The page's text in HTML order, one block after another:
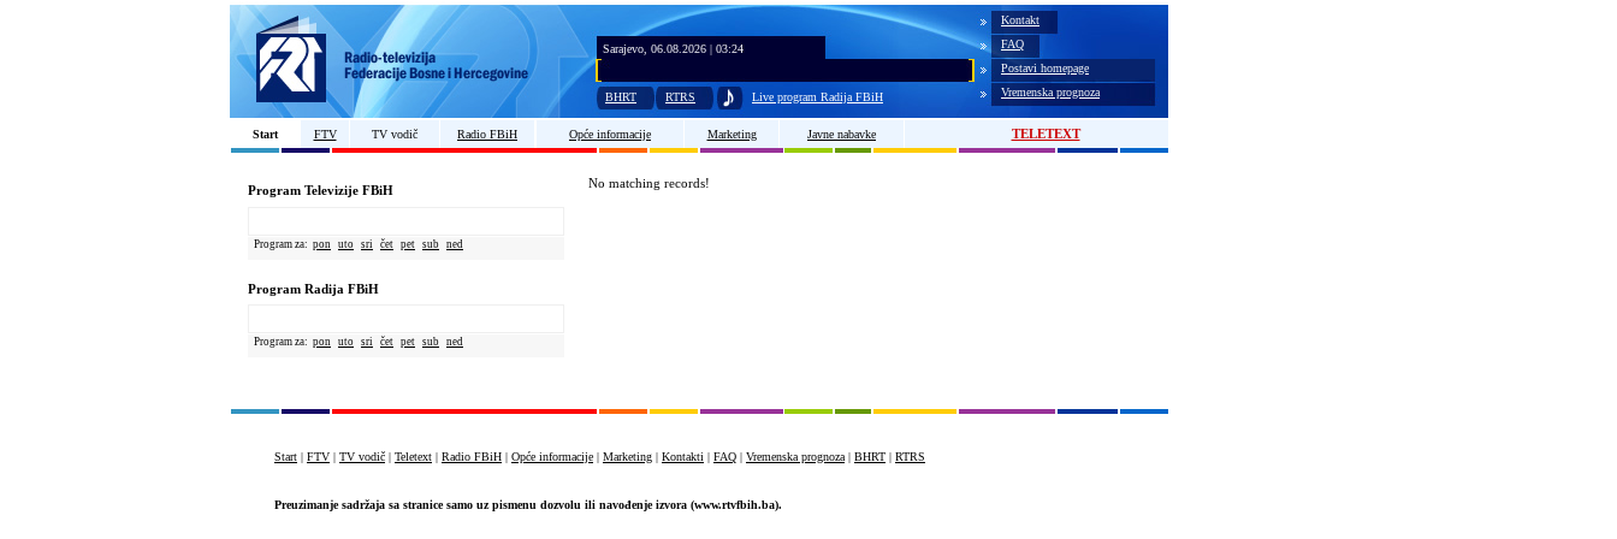
Sarajevo, 06.08.2026 | 03:24
BHRT RTRS Live program Radija FBiH
Kontakt
FAQ
Postavi homepage
Vremenska prognoza
Start FTV TV vodič Radio FBiH Opće informacije Marketing Javne nabavke TELETEXT
Program Televizije FBiH
Program za: pon uto sri čet pet sub ned
Program Radija FBiH
Program za: pon uto sri čet pet sub ned
No matching records!
Start | FTV | TV vodič | Teletext | Radio FBiH | Opće informacije | Marketing | Kontakti | FAQ | Vremenska prognoza | BHRT | RTRS
Preuzimanje sadržaja sa stranice samo uz pismenu dozvolu ili navođenje izvora (www.rtvfbih.ba).